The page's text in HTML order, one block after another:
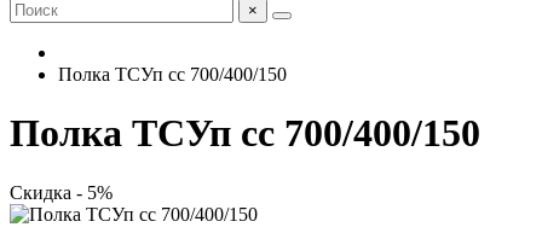
×
Полка ТСУп сс 700/400/150
Полка ТСУп сс 700/400/150
Скидка - 5%